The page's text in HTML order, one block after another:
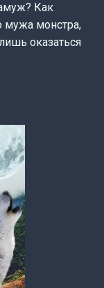
Как
мужа монстра,
оказаться